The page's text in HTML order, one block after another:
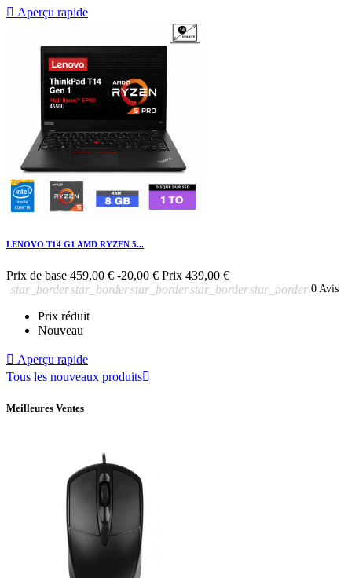
 Aperçu rapide
LENOVO T14 G1 AMD RYZEN 5...
Prix de base 459,00 € -20,00 € Prix 439,00 €
star_borderstar_borderstar_borderstar_borderstar_border 0 Avis
Prix réduit
Nouveau
 Aperçu rapide
Tous les nouveaux produits
Meilleures Ventes